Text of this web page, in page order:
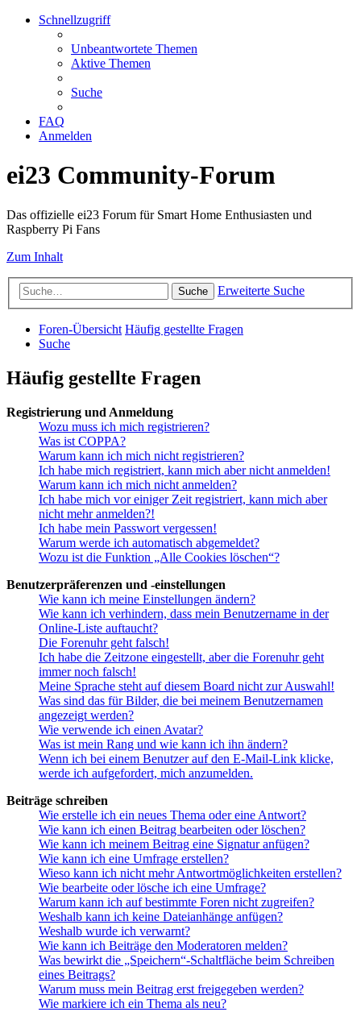
Schnellzugriff
Unbeantwortete Themen
Aktive Themen
Suche
FAQ
Anmelden
ei23 Community-Forum
Das offizielle ei23 Forum für Smart Home Enthusiasten und
Raspberry Pi Fans
Zum Inhalt
Suche Erweiterte Suche
Foren-Übersicht Häufig gestellte Fragen
Suche
Häufig gestellte Fragen
Registrierung und Anmeldung
Wozu muss ich mich registrieren?
Was ist COPPA?
Warum kann ich mich nicht registrieren?
Ich habe mich registriert, kann mich aber nicht anmelden!
Warum kann ich mich nicht anmelden?
Ich habe mich vor einiger Zeit registriert, kann mich aber
nicht mehr anmelden?!
Ich habe mein Passwort vergessen!
Warum werde ich automatisch abgemeldet?
Wozu ist die Funktion „Alle Cookies löschen“?
Benutzerpräferenzen und -einstellungen
Wie kann ich meine Einstellungen ändern?
Wie kann ich verhindern, dass mein Benutzername in der
Online-Liste auftaucht?
Die Forenuhr geht falsch!
Ich habe die Zeitzone eingestellt, aber die Forenuhr geht
immer noch falsch!
Meine Sprache steht auf diesem Board nicht zur Auswahl!
Was sind das für Bilder, die bei meinem Benutzernamen
angezeigt werden?
Wie verwende ich einen Avatar?
Was ist mein Rang und wie kann ich ihn ändern?
Wenn ich bei einem Benutzer auf den E-Mail-Link klicke,
werde ich aufgefordert, mich anzumelden.
Beiträge schreiben
Wie erstelle ich ein neues Thema oder eine Antwort?
Wie kann ich einen Beitrag bearbeiten oder löschen?
Wie kann ich meinem Beitrag eine Signatur anfügen?
Wie kann ich eine Umfrage erstellen?
Wieso kann ich nicht mehr Antwortmöglichkeiten erstellen?
Wie bearbeite oder lösche ich eine Umfrage?
Warum kann ich auf bestimmte Foren nicht zugreifen?
Weshalb kann ich keine Dateianhänge anfügen?
Weshalb wurde ich verwarnt?
Wie kann ich Beiträge den Moderatoren melden?
Was bewirkt die „Speichern“-Schaltfläche beim Schreiben
eines Beitrags?
Warum muss mein Beitrag erst freigegeben werden?
Wie markiere ich ein Thema als neu?